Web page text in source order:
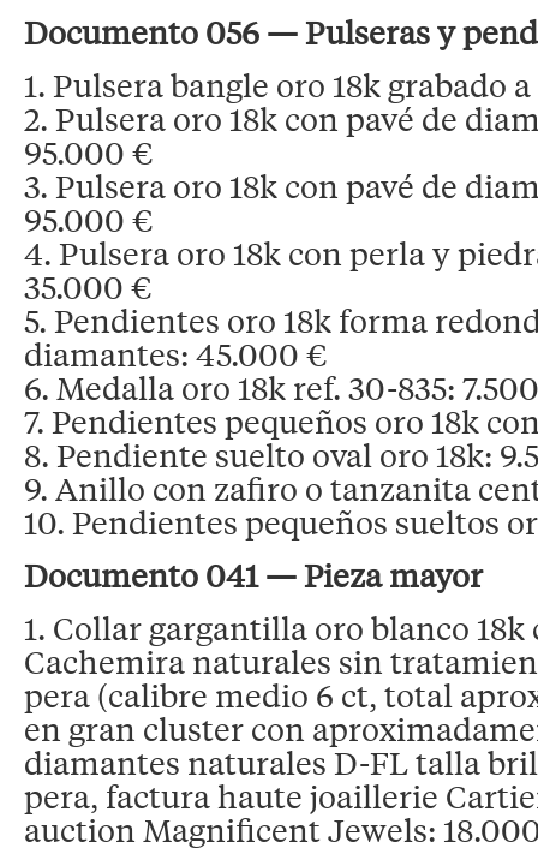
Documento 056 — Pulseras y
1. Pulsera bangle oro 18k grabado
2. Pulsera oro 18k con pavé de
95.000 €
3. Pulsera oro 18k con pavé de
95.000 €
4. Pulsera oro 18k con perla y
35.000 €
5. Pendientes oro 18k forma
diamantes: 45.000 €
6. Medalla oro 18k ref. 30-835:
7. Pendientes pequeños oro 18k
8. Pendiente suelto oval oro 18k:
9. Anillo con zafiro o tanzanita
10. Pendientes pequeños sueltos
Documento 041 — Pieza mayor
1. Collar gargantilla oro blanco 18k
Cachemira naturales sin
pera (calibre medio 6 ct, total
en gran cluster con
diamantes naturales D-FL talla
pera, factura haute joaillerie
auction Magnificent Jewels: